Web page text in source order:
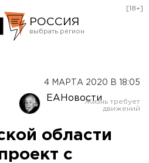
РОССИЯ
Оренбург
[18+]
4 МАРТА 2020 В 18:05
ЕАНовости
области
с